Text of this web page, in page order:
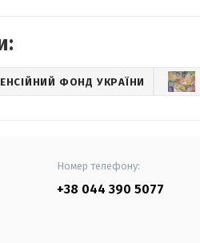
ФОНД УКРАЇНИ
Номер телефону:
+38 044 390 5077